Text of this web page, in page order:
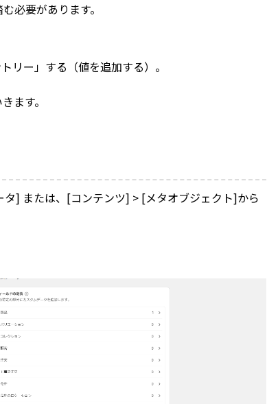
必要があります。
リー」する（値を追加する）。
ます。
] または、[コンテンツ] > [メタオブジェクト]から